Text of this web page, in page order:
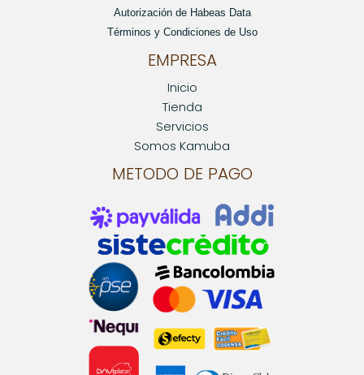
Autorización de Habeas Data
Términos y Condiciones de Uso
EMPRESA
Inicio
Tienda
Servicios
Somos Kamuba
METODO DE PAGO